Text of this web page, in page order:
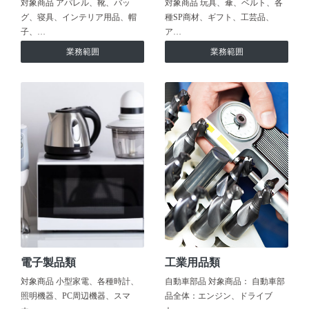
対象商品 アパレル、靴、バッ
グ、寝具、インテリア用品、帽
子、…
業務範囲
対象商品 玩具、傘、ベルト、各
種SP商材、ギフト、工芸品、
ア…
業務範囲
電子製品類
対象商品 小型家電、各種時計、
照明機器、PC周辺機器、スマ
工業用品類
自動車部品 対象商品： 自動車部
品全体：エンジン、ドライブ